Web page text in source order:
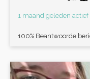
1 maand geleden actief
100% Beantwoorde